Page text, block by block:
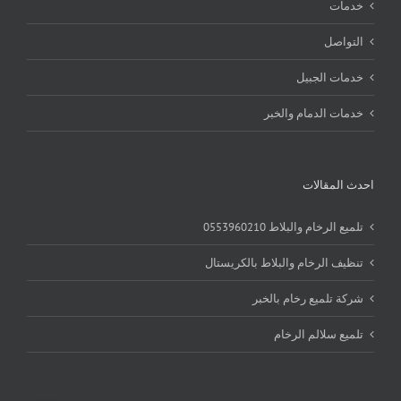
خدمات
التواصل
خدمات الجبيل
خدمات الدمام والخبر
احدث المقالات
تلميع الرخام والبلاط 0553960210
تنظيف الرخام والبلاط بالكريستال
شركة تلميع رخام بالخبر
تلميع سلالم الرخام